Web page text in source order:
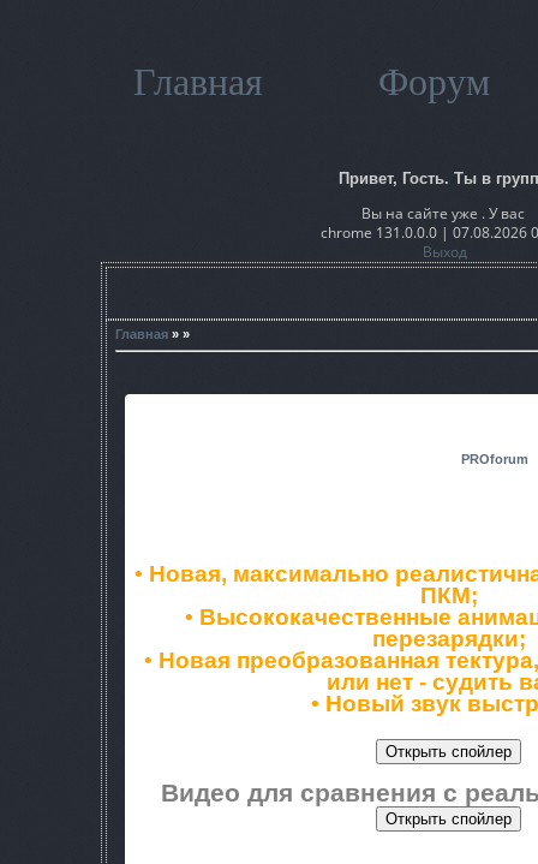
Главная Форум
Привет, Гость. Ты в
Вы на сайте уже . У вас
chrome 131.0.0.0 | 07.08.2026
Выход
Главная » »
PROforum
• Новая, максимально
ПКМ;
• Высококачественные
перезарядки;
• Новая преобразованная
или нет - судить
• Новый звук
Скриншоты:
Видео для сравнения с